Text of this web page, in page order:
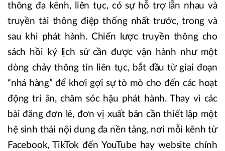
thông đa kênh, liên tục, có sự hỗ trợ lẫn nhau và
truyền tải thông điệp thống nhất trước, trong và
sau khi phát hành. Chiến lược truyền thông cho
sách hồi ký lịch sử cần được vận hành như một
dòng chảy thông tin liên tục, bắt đầu từ giai đoạn
“nhá hàng” để khơi gợi sự tò mò cho đến các hoạt
động tri ân, chăm sóc hậu phát hành. Thay vì các
bài đăng đơn lẻ, đơn vị xuất bản cần thiết lập một
hệ sinh thái nội dung đa nền tảng, nơi mỗi kênh từ
Facebook, TikTok đến YouTube hay website chính